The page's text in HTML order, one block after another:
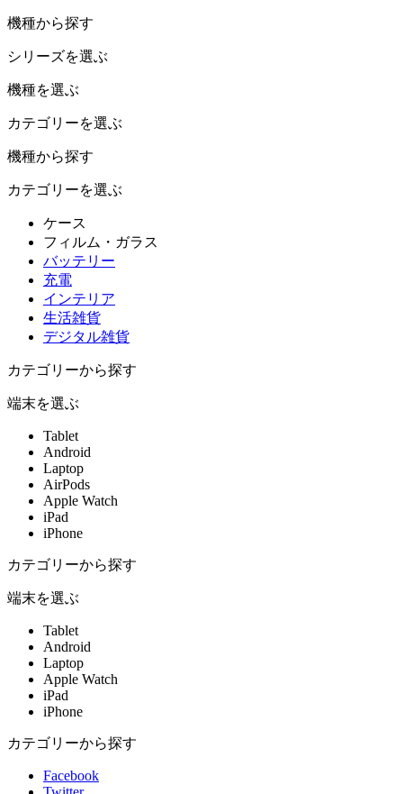
機種から探す
シリーズを選ぶ
機種を選ぶ
カテゴリーを選ぶ
機種から探す
カテゴリーを選ぶ
ケース
フィルム・ガラス
バッテリー
充電
インテリア
生活雑貨
デジタル雑貨
カテゴリーから探す
端末を選ぶ
Tablet
Android
Laptop
AirPods
Apple Watch
iPad
iPhone
カテゴリーから探す
端末を選ぶ
Tablet
Android
Laptop
Apple Watch
iPad
iPhone
カテゴリーから探す
Facebook